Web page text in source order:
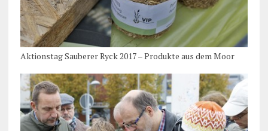
Aktionstag Sauberer Ryck 2017 – Produkte aus dem Moor